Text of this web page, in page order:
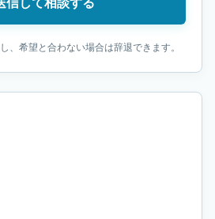
、希望と合わない場合は辞退できます。